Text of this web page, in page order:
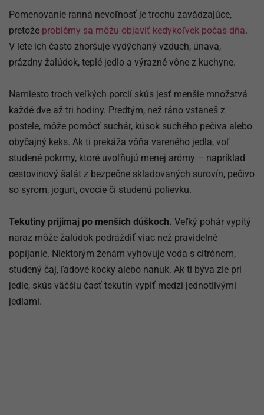
Pomenovanie ranná nevoľnosť je trochu zavádzajúce,
pretože problémy sa môžu objaviť kedykoľvek počas dňa.
V lete ich často zhoršuje vydýchaný vzduch, únava,
prázdny žalúdok, teplé jedlo a výrazné vône z kuchyne.
Namiesto troch veľkých porcií skús jesť menšie množstvá
každé dve až tri hodiny. Predtým, než ráno vstaneš z
postele, môže pomôcť suchár, kúsok suchého pečiva alebo
obyčajný keks. Ak ti prekáža vôňa vareného jedla, voľ
studené pokrmy, ktoré uvoľňujú menej arómy – napríklad
cestovinový šalát z bezpečne skladovaných surovín, pečivo
so syrom, jogurt, ovocie či studenú polievku.
Tekutiny prijímaj po menších dúškoch. Veľký pohár vypitý
naraz môže žalúdok podráždiť viac než pravidelné
popíjanie. Niektorým ženám vyhovuje voda s citrónom,
studený čaj, ľadové kocky alebo nanuk. Ak ti býva zle pri
jedle, skús väčšiu časť tekutín vypiť medzi jednotlivými
jedlami.